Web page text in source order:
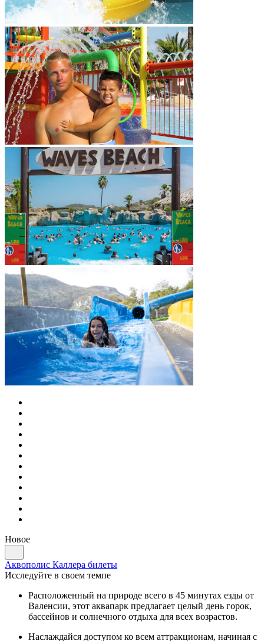
Новое
Аквополис Каллера билеты
Исследуйте в своем темпе
Расположенный на природе всего в 45 минутах езды от
Валенсии, этот аквапарк предлагает целый день горок,
бассейнов и солнечного отдыха для всех возрастов.
Наслаждайся доступом ко всем аттракционам, начиная с